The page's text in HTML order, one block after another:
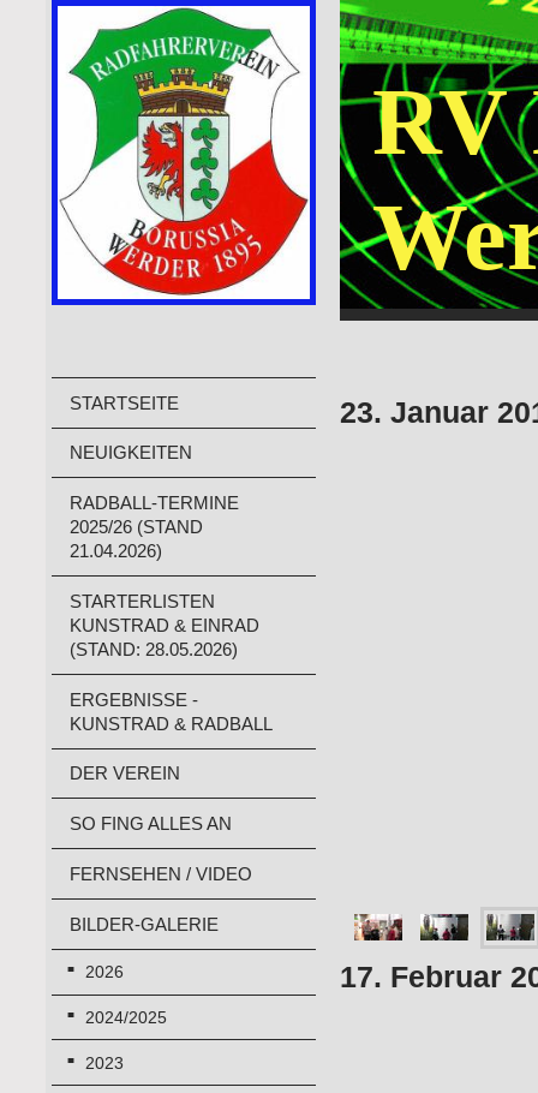
STARTSEITE
NEUIGKEITEN
RADBALL-TERMINE
2025/26 (STAND
21.04.2026)
STARTERLISTEN
KUNSTRAD & EINRAD
(STAND: 28.05.2026)
ERGEBNISSE -
KUNSTRAD & RADBALL
DER VEREIN
SO FING ALLES AN
FERNSEHEN / VIDEO
BILDER-GALERIE
2026
2024/2025
2023
RV
23. Januar
17. Februar